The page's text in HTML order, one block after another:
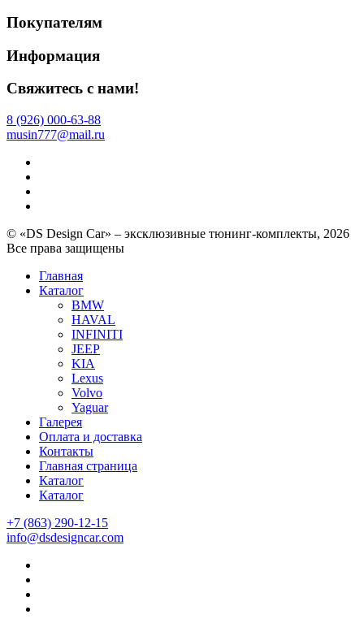
Покупателям
Информация
Свяжитесь с нами!
8 (926) 000-63-88
musin777@mail.ru
© «DS Design Car» – эксклюзивные тюнинг-комплекты, 2026
Все права защищены
Главная
Каталог
BMW
HAVAL
INFINITI
JEEP
KIA
Lexus
Volvo
Yaguar
Галерея
Оплата и доставка
Контакты
Главная страница
Каталог
Каталог
+7 (863) 290-12-15
info@dsdesigncar.com